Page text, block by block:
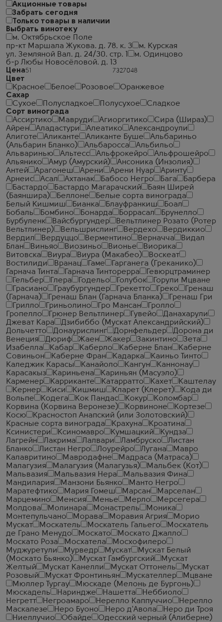
Акционные товары
Забрать сегодня
Только товары в наличии
Выбрать винотеку
м. Октябрьское Поле
пр-кт Маршала Жукова. д. 78. к. 3
м. Курская
ул. Земляной Вал. д. 24/30. стр. 1
м. Одинцово
б-р Любы Новосёловой. д. 13
Цена
Цвет
Красное
Белое Розовое
Оранжевое
Сахар
Сухое
Полусладкое Полусухое
Сладкое
Сорт винограда
Ассиртико
Мавруди Агиоргитико
Сира (Шираз)
Айрен
Аладастури Алеатико
Александроули
Алиготе
Аликанте Аликанте Буше
Альбариньо
(Альбарин Бланко)
Альбаросса
Альбильо
Альваринью
Альтесс Альфрокейро
Альфрошейро
Альянико
Амур (Амурский)
Ансоника (Инзолия)
Антей
Арагонеш Арени Арени Нуар
Аринту
Арнеис
Асал Ахтанак Бабосо Негро Бага
Барбера
Бастардо
Бастардо Магарачский
Баян Ширей
(Баяншира)
Беллоне
Белые сорта винограда
Белый Кишмиш
Бианка Блауфранкиш
Боал
Бобаль
Бомбино Бонарда Боррасал
Брунелло
Бурбуленк
Вайсбургундер
Вельтлинер Розато (Ротер
Вельтлинер)
Вельшрислинг Вердехо
Вердиккио
Вердил
Вердуццо Верментино Верначча
Видал
Блан
Виньяо Виозиньо Вионье
Виорика
Витовска
Виура Виура (Макабео)
Воскеат
Востилиди
Вранац Гаме
Гарганега (Греканико)
Гарнача Тинта
Гарнача Тинторерра
Гевюрцтраминер
Гельбер
Глера Годельо Голубок
Горули Мцване
Грасиано
Граубургундер Грекетто Греко
Гренаш
(Гарнача)
Гренаш Блан (Гарнача Бланка)
Гренаш Гри
Грилло
Гриньолино Гро Мансан
Гролло
Гропелло
Грюнер Вельтлинер Гувейо
Данахарули
Джеват Кара
Дзибиббо (Мускат Александрийский)
Дольчетто
Донаурислинг Дорнфельдер
Дорона ди
Венеция
Дюриф Жаен Жакер Закинтино
Зета
Изабелла
Кабар Каберло Каберне Блан
Каберне
Совиньон
Каберне Фран Кадарка
Каиньо Тинто
Каледжик Карасы
Канайоло Кангун
Каннонау
Карасакыз
Кариньена
Кариньян (Масуэло)
Карменер
Карриканте Катарратто Кахет
Каштелау
Кернер
Киси Кишмиш Кларет (Клерет)
Кода ди
Вольпе
Кодега Кок Пандас Кокур
Коломбар
Корвина (Корвина Веронезе)
Корвиноне
Кортезе
Косю
Красностоп Анапский (или Золотовский)
Красные сорта винограда
Крахуна
Кроатина
Ксинистери
Ксиномавро Кумшацкий
Кундза
Лагрейн
Лакрима Лалвари Ламбруско
Листан
Бланко
Листан Негро Лоурейро Лугана
Мавро
Калавритино
Мавродафне
Мадраса (Матраса)
Малагузия
Малагузия (Малагузья)
Мальбек (Кот)
Мальвазия
Мальвазия Нера
Мальвазия Фина
Мандилария
Манзони Бьянко
Манто Негро
Маратефтико
Мария Гомеш Марсан
Марселан
Марцемино
Менсия Менье Мерло
Мерсегера
Молдова
Молинара Монастрель
Моника
Монтепульчано
Морава Моравия Агрия
Морио
Мускат
Москатель Москатель Гальего
Москатель
де Грано Менудо
Москато
Москато Джалло
Москато Роза
Мосхатела
Мосхофилеро
Муджуретули
Мурведр Мускат
Мускат Белый
(Москато Бьянко)
Мускат Гамбургский
Мускат
Желтый
Мускат Канелли Мускат Оттонель
Мускат
Розовый
Мускат Фронтиньян Мускателлер
Мцване
Мюллер Тургау
Мюскаде (Мелонь де Бургонь)
Мюскадель
Нариндже Нашетта
Неббиоло
Негретт
Негроамаро Нерелло Каппуччио
Нерелло
Маскалезе
Неро Буоно Неро д'Авола
Неро ди Троя
Ниеллучио
Обайде Одесский черный (Алиберне)